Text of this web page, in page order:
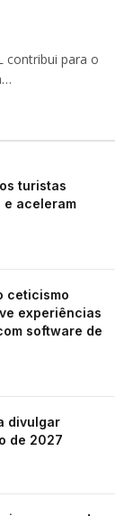
contribui para o
turistas
e aceleram
ceticismo
experiências
software de
divulgar
de 2027